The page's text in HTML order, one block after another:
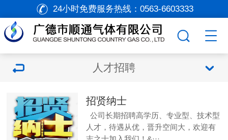
24小时免费服务热线： 0563-6603333
人才招聘
招贤纳士
公司长期招聘高学历、专业型、技术型
人才，待遇从优，晋升空间大，欢迎有